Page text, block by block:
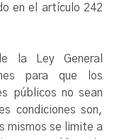
en el artículo 242
la Ley General
para que los
públicos no sean
condiciones son,
mismos se limite a